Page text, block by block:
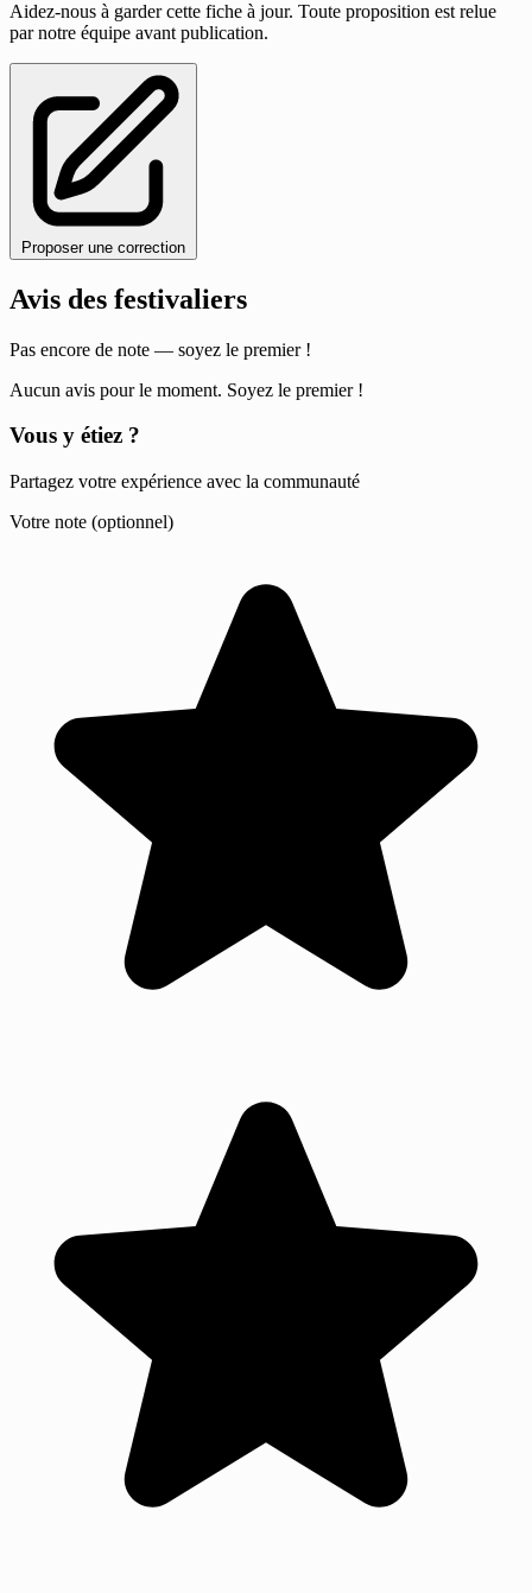
Aidez-nous à garder cette fiche à jour. Toute proposition est relue
par notre équipe avant publication.
Proposer une correction
Avis des festivaliers
Pas encore de note — soyez le premier !
Aucun avis pour le moment. Soyez le premier !
Vous y étiez ?
Partagez votre expérience avec la communauté
Votre note (optionnel)